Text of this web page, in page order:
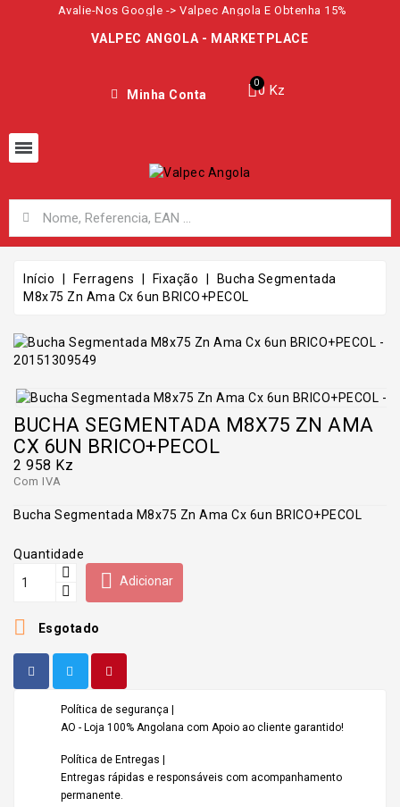
Avalie-Nos Google -> Valpec Angola E Obtenha 15%
VALPEC ANGOLA - MARKETPLACE
Minha Conta 0 Kz
Início Ferragens Fixação
Bucha Segmentada
M8x75 Zn Ama Cx 6un BRICO+PECOL
BUCHA SEGMENTADA M8X75 ZN AMA
CX 6UN BRICO+PECOL
2 958 Kz
Com IVA
Bucha Segmentada M8x75 Zn Ama Cx 6un BRICO+PECOL
Quantidade
 Adicionar
 Esgotado
Política de segurança |
AO - Loja 100% Angolana com Apoio ao cliente garantido!
Política de Entregas |
Entregas rápidas e responsáveis com acompanhamento
permanente.